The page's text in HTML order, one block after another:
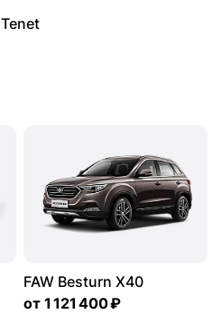
Tenet
FAW Besturn X40
от 1 121 400 ₽